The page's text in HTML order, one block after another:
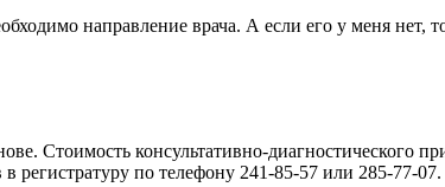
направление врача. А если его у меня нет,
Стоимость консультативно-диагностического
по телефону 241-85-57 или 285-77-